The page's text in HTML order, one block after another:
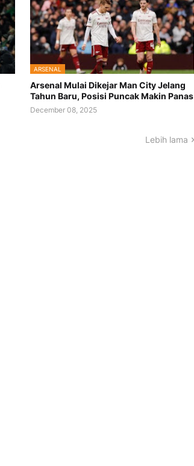
ARSENAL
Arsenal Mulai Dikejar Man City Jelang
Tahun Baru, Posisi Puncak Makin Panas
December 08, 2025
Lebih lama